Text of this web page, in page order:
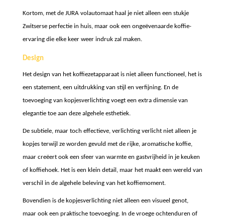
Kortom, met de JURA volautomaat haal je niet alleen een stukje
Zwitserse perfectie in huis, maar ook een ongeëvenaarde koffie-
ervaring die elke keer weer indruk zal maken.
Design
Het design van het koffiezetapparaat is niet alleen functioneel, het is
een statement, een uitdrukking van stijl en verfijning. En de
toevoeging van kopjesverlichting voegt een extra dimensie van
elegantie toe aan deze algehele esthetiek.
De subtiele, maar toch effectieve, verlichting verlicht niet alleen je
kopjes terwijl ze worden gevuld met de rijke, aromatische koffie,
maar creëert ook een sfeer van warmte en gastvrijheid in je keuken
of koffiehoek. Het is een klein detail, maar het maakt een wereld van
verschil in de algehele beleving van het koffiemoment.
Bovendien is de kopjesverlichting niet alleen een visueel genot,
maar ook een praktische toevoeging. In de vroege ochtenduren of